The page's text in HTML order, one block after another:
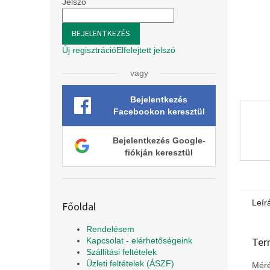
BEJELENTKEZÉS
Új regisztrációElfelejtett jelszó
vagy
Bejelentkezés
Facebookon keresztül
Bejelentkezés Google-
fiókján keresztül
Főoldal
Rendelésem
Kapcsolat - elérhetőségeink
Szállítási feltételek
Üzleti feltételek (ÁSZF)